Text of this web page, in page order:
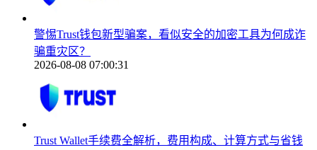
警惕Trust钱包新型骗案，看似安全的加密工具为何成诈
骗重灾区？
2026-08-08 07:00:31
Trust Wallet手续费全解析，费用构成、计算方式与省钱